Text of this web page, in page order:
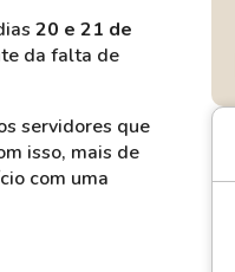
20 e 21 de
da falta de
servidores que
isso, mais de
com uma